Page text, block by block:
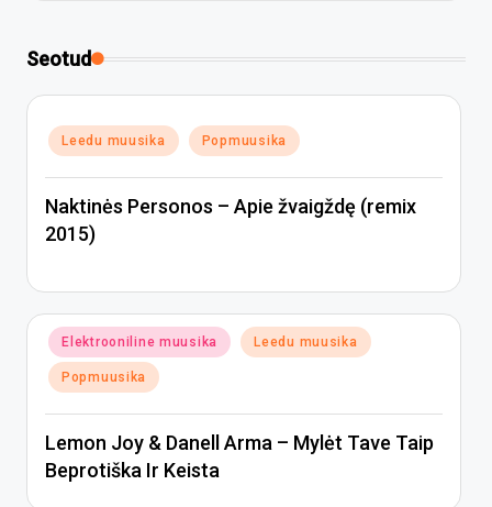
Seotud
Posted
in
Leedu muusika Popmuusika
Naktinės Personos – Apie žvaigždę (remix
2015)
Posted
in
Elektrooniline muusika Leedu muusika
Popmuusika
Lemon Joy & Danell Arma – Mylėt Tave Taip
Beprotiška Ir Keista